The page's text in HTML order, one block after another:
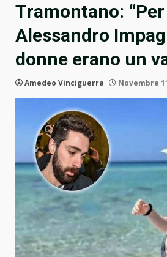
Tramontano: “Per
Alessandro
donne erano un
Amedeo Vinciguerra Novembre